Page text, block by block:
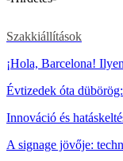
Szakkiállítások
¡Hola, Barcelona!
Évtizedek óta
Innováció és
A signage jövője: